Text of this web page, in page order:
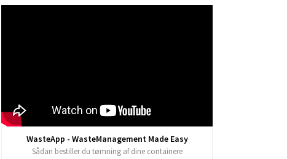
WasteApp - WasteManagement Made Easy
Sådan bestiller du tømning af dine containere